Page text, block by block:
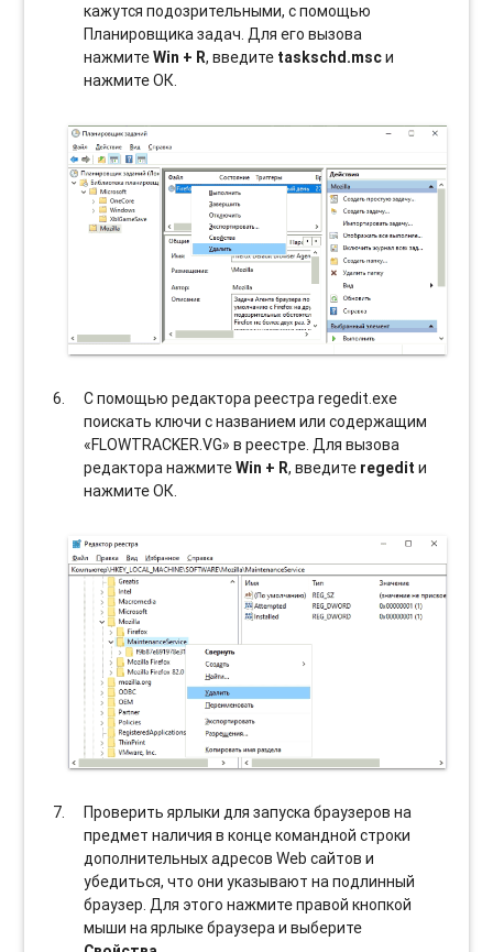
кажутся подозрительными, с помощью
Планировщика задач. Для его вызова
нажмитеWin + R, введите taskschd.mscи
нажмите ОК.
С помощью редактора реестра regedit.exe
поискать ключи с названием или содержащим
«FLOWTRACKER.VG» в реестре. Для вызова
редактора нажмитеWin + R, введите regedit и
нажмите ОК.
Проверить ярлыки для запуска браузеров на
предмет наличия в конце командной строки
дополнительных адресов Web сайтов и
убедиться, что они указывают на подлинный
браузер. Для этого нажмите правой кнопкой
мыши на ярлыке браузера и выберите